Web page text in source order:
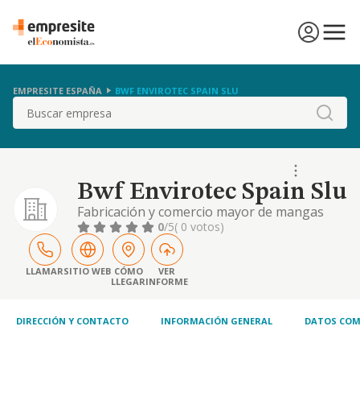
EMPRESITE ESPAÑA BWF ENVIROTEC SPAIN SLU
Buscar
Bwf Envirotec Spain Slu
Fabricación y comercio mayor de mangas
filtrantes, comercialización de sistemas de
cauterizaciones en polvo para proceso
industrial.
0/5( 0 votos)
LLAMARSITIO WEB CÓMO
LLEGAR
VER
INFORME
DIRECCIÓN Y CONTACTO INFORMACIÓN GENERAL DATOS